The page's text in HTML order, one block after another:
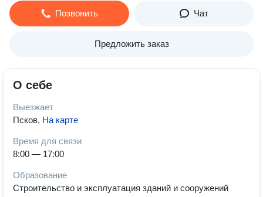
Позвонить Чат
Предложить заказ
О себе
Выезжает
Псков. На карте
Время для связи
8:00 — 17:00
Образование
Строительство и эксплуатация зданий и сооружений